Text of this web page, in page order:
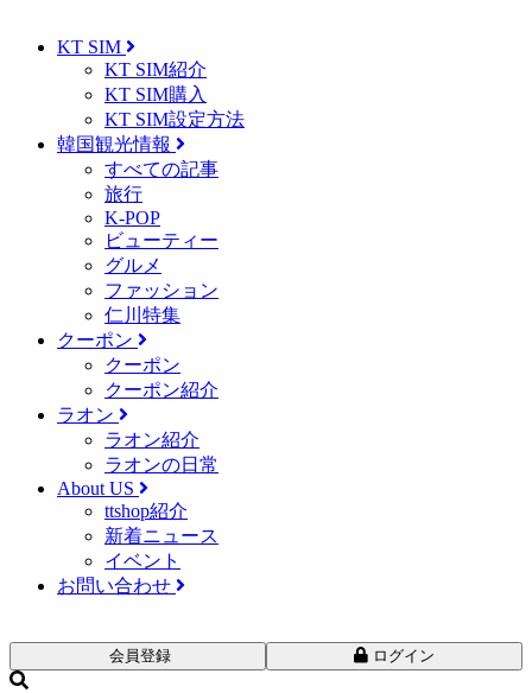
KT SIM
KT SIM紹介
KT SIM購入
KT SIM設定方法
韓国観光情報
すべての記事
旅行
K-POP
ビューティー
グルメ
ファッション
仁川特集
クーポン
クーポン
クーポン紹介
ラオン
ラオン紹介
ラオンの日常
About US
ttshop紹介
新着ニュース
イベント
お問い合わせ
会員登録 ログイン